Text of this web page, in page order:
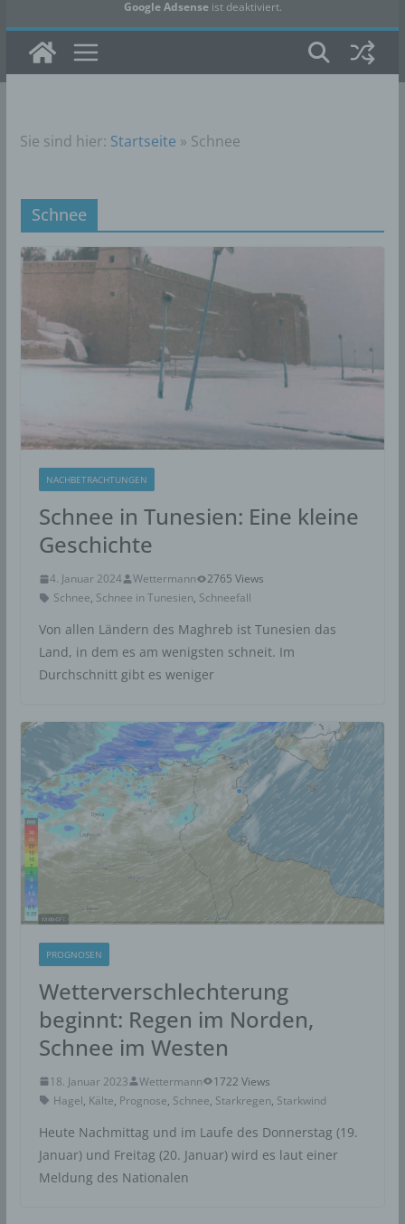
Google Adsenseist deaktiviert.
✓ Erlauben Datenschutzbedingungen
Sie sind hier: Startseite » Schnee
Schnee
NACHBETRACHTUNGEN
Schnee in Tunesien: Eine kleine
Geschichte
4. Januar 2024 Wettermann
2765 Views
Schnee, Schnee in Tunesien, Schneefall
Von allen Ländern des Maghreb ist Tunesien das
Land, in dem es am wenigsten schneit. Im
Durchschnitt gibt es weniger
PROGNOSEN
Wetterverschlechterung
beginnt: Regen im Norden,
Schnee im Westen
18. Januar 2023 Wettermann
1722 Views
Hagel, Kälte, Prognose, Schnee, Starkregen, Starkwind
Heute Nachmittag und im Laufe des Donnerstag (19.
Januar) und Freitag (20. Januar) wird es laut einer
Meldung des Nationalen